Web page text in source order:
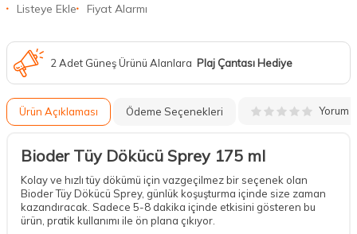
Listeye Ekle Fiyat Alarmı
2 Adet Güneş Ürünü Alanlara Plaj Çantası Hediye
Ürün Açıklaması Ödeme Seçenekleri Yorum
Bioder Tüy Dökücü Sprey 175 ml
Kolay ve hızlı tüy dökümü için vazgeçilmez bir seçenek olan
Bioder Tüy Dökücü Sprey, günlük koşuşturma içinde size zaman
kazandıracak. Sadece 5-8 dakika içinde etkisini gösteren bu
ürün, pratik kullanımı ile ön plana çıkıyor.